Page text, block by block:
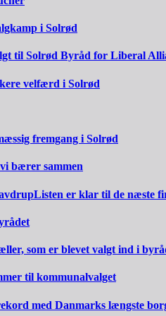
i Solrød
til Solrød Byråd for Liberal
velfærd i Solrød
fremgang i Solrød
bærer sammen
er klar til de næste
som er blevet valgt ind i
til kommunalvalget
med Danmarks længste